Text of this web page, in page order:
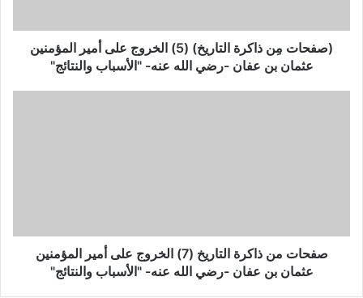
المؤمنين
عثمان
(صفحات مِن ذاكرة التاريخ) (5) الخروج على أمير المؤمنين
عثمان بن عفان -رضي الله عنه- "الأسباب والنتائج"
المؤمنين
عثمان
صفحات من ذاكرة التاريخ (7) الخروج على أمير المؤمنين
عثمان بن عفان -رضي الله عنه- "الأسباب والنتائج"